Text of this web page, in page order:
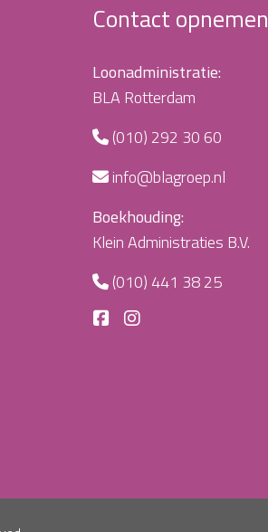
Contact opnemen
Loonadministratie:
BLA Rotterdam
(010) 292 30 60
info@blagroep.nl
Boekhouding:
Klein Administraties B.V.
(010) 441 38 25